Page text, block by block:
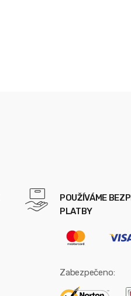
POUŽÍVÁME
PLATBY
Zabezpečeno: